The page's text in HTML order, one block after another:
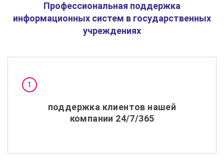
Профессиональная поддержка
информационных систем в государственных
учреждениях
поддержка клиентов нашей
компании 24/7/365